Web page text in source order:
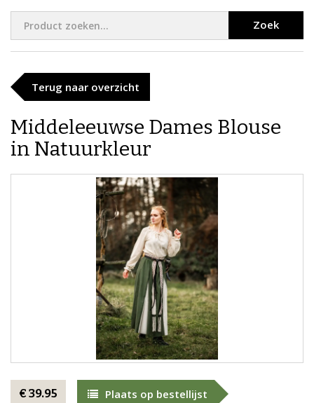
Zoek
Terug naar overzicht
Middeleeuwse Dames Blouse
in Natuurkleur
€ 39.95 Plaats op bestellijst